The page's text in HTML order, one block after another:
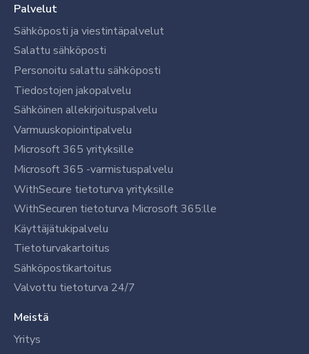
Palvelut
Sähköposti ja viestintäpalvelut
Salattu sähköposti
Personoitu salattu sähköposti
Tiedostojen jakopalvelu
Sähköinen allekirjoituspalvelu
Varmuuskopiointipalvelu
Microsoft 365 yrityksille
Microsoft 365 -varmistuspalvelu
WithSecure tietoturva yrityksille
WithSecuren tietoturva Microsoft 365:lle
Käyttäjätukipalvelu
Tietoturvakartoitus
Sähköpostikartoitus
Valvottu tietoturva 24/7
Meistä
Yritys